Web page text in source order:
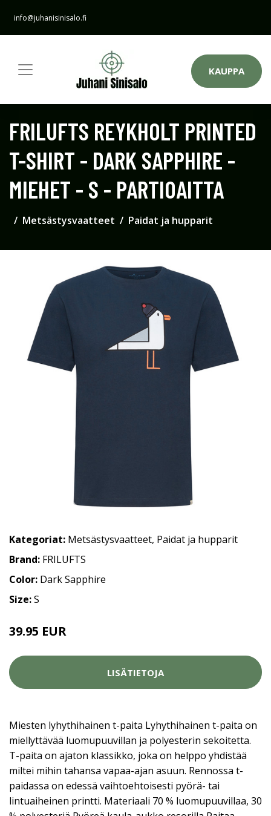
info@juhanisinisalo.fi
KAUPPA
FRILUFTS REYKHOLT PRINTED
T-SHIRT - DARK SAPPHIRE -
MIEHET - S - PARTIOAITTA
Metsästysvaatteet Paidat ja hupparit
Kategoriat: Metsästysvaatteet, Paidat ja hupparit
Brand: FRILUFTS
Color: Dark Sapphire
Size:S
39.95 EUR
LISÄTIETOJA
Miesten lyhythihainen t-paita Lyhythihainen t-paita on
miellyttävää luomupuuvillan ja polyesterin sekoitetta.
T-paita on ajaton klassikko, joka on helppo yhdistää
miltei mihin tahansa vapaa-ajan asuun. Rennossa t-
paidassa on edessä vaihtoehtoisesti pyörä- tai
lintuaiheinen printti. Materiaali 70 % luomupuuvillaa, 30